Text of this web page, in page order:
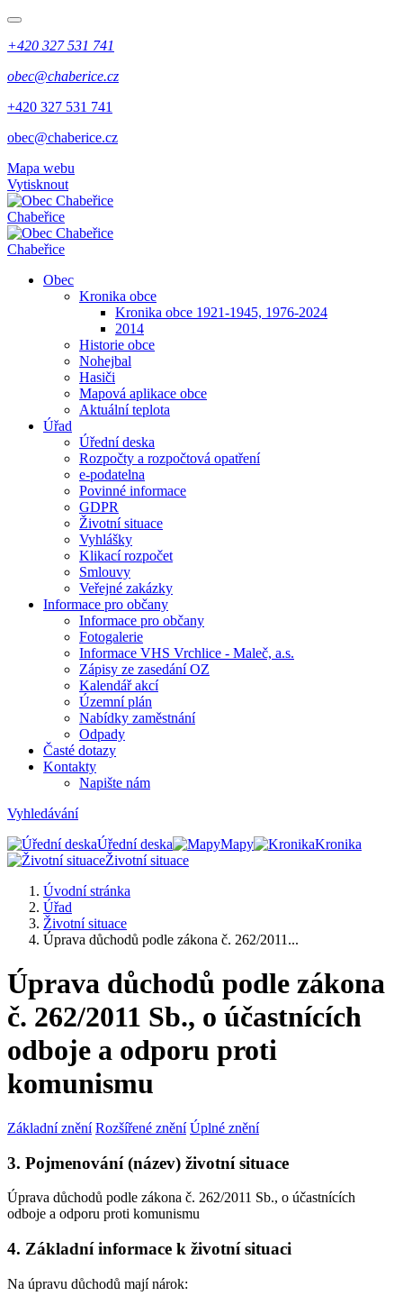
+420 327 531 741
obec@chaberice.cz
+420 327 531 741
obec@chaberice.cz
Mapa webu
Vytisknout
Chabeřice
Chabeřice
Obec
Kronika obce
Kronika obce 1921-1945, 1976-2024
2014
Historie obce
Nohejbal
Hasiči
Mapová aplikace obce
Aktuální teplota
Úřad
Úřední deska
Rozpočty a rozpočtová opatření
e-podatelna
Povinné informace
GDPR
Životní situace
Vyhlášky
Klikací rozpočet
Smlouvy
Veřejné zakázky
Informace pro občany
Informace pro občany
Fotogalerie
Informace VHS Vrchlice - Maleč, a.s.
Zápisy ze zasedání OZ
Kalendář akcí
Územní plán
Nabídky zaměstnání
Odpady
Časté dotazy
Kontakty
Napište nám
Vyhledávání
Úřední deska
Mapy
Kronika
Životní situace
Úvodní stránka
Úřad
Životní situace
Úprava důchodů podle zákona č. 262/2011...
Úprava důchodů podle zákona
č. 262/2011 Sb., o účastnících
odboje a odporu proti
komunismu
Základní znění Rozšířené znění Úplné znění
3. Pojmenování (název) životní situace
Úprava důchodů podle zákona č. 262/2011 Sb., o účastnících
odboje a odporu proti komunismu
4. Základní informace k životní situaci
Na úpravu důchodů mají nárok: